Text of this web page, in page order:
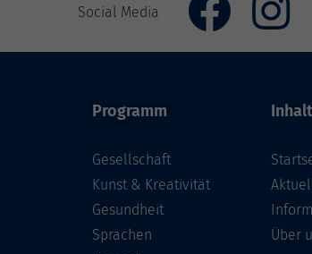
Social Media
Programm
Gesellschaft
Kunst & Kreativität
Gesundheit
Sprachen
Über